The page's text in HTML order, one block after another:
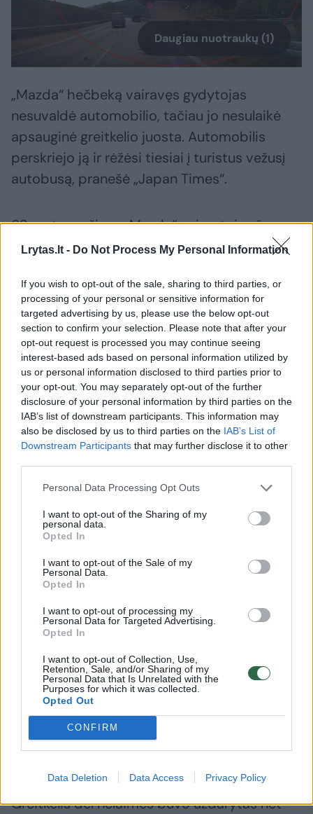
Lrytas.lt - Do Not Process My Personal Information
If you wish to opt-out of the sale, sharing to third parties, or
processing of your personal or sensitive information for
targeted advertising by us, please use the below opt-out
section to confirm your selection. Please note that after your
opt-out request is processed you may continue seeing
interest-based ads based on personal information utilized by
us or personal information disclosed to third parties prior to
your opt-out. You may separately opt-out of the further
disclosure of your personal information by third parties on the
IAB’s list of downstream participants. This information may
also be disclosed by us to third parties on the IAB’s List of
Downstream Participants that may further disclose it to other
Personal Data Processing Opt Outs
I want to opt-out of the Sharing of my
personal data.
Opted In
I want to opt-out of the Sale of my
Personal Data.
Opted In
I want to opt-out of processing my
Personal Data for Targeted Advertising.
Opted In
I want to opt-out of Collection, Use,
Retention, Sale, and/or Sharing of my
Personal Data that Is Unrelated with the
Purposes for which it was collected.
Opted Out
CONFIRM
Data Deletion Data Access Privacy Policy
Daugiau nuotraukų (1)
„Mazda“ hečbeką vairavęs gydytojas
nesuvaldė automobilio, tačiau jo nesulaikė
apsauginė greitkelio juosta. Automobilis
perskriejo ją ir rėžėsi tiesiai į turistus vežusį
autobusą, pranešė „Japan Times“.
62 metų amžiaus „Mazda“ vairuotojas žuvo
vietoje, dar 45 žmonės buvo sužaloti.
per stebuklą, nes „Mazda“ atskriejo tiesiai į jį.
Tragiška avarija įvyko Tomei greitkelyje,
Šinšire, Aiči prefektūroje. Turistai autobusu
važiavo į Minami Alpes Jamanašio
prefektūroje, bet kelionės tikslo taip ir
nepasiekė.
45 iš 47 autobusu važiavusių žmonių patrė
įvairius sužalojimus, šešiems iš jų lūžo kaulai.
Japonijoje – tragiška avarija, kurios
Pareigūnai aiškinasi avarijos aplinkybes.
Greitkelis dėl nelaimės buvo uždarytas net